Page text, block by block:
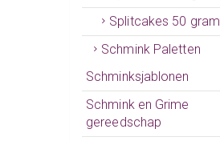
Splitcakes 50 gram
Schmink Paletten
Schminksjablonen
Schmink en Grime
gereedschap